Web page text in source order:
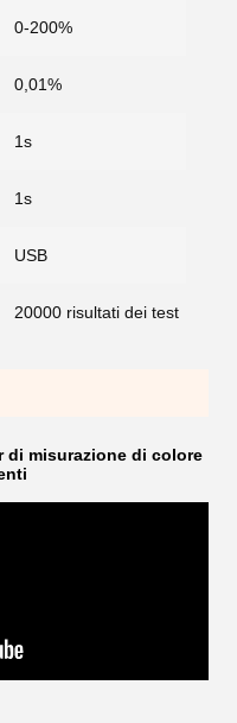
0-200%
0,01%
1s
1s
USB
20000 risultati dei test
di misurazione di colore